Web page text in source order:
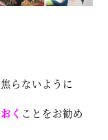
らないように
く ことをお勧め